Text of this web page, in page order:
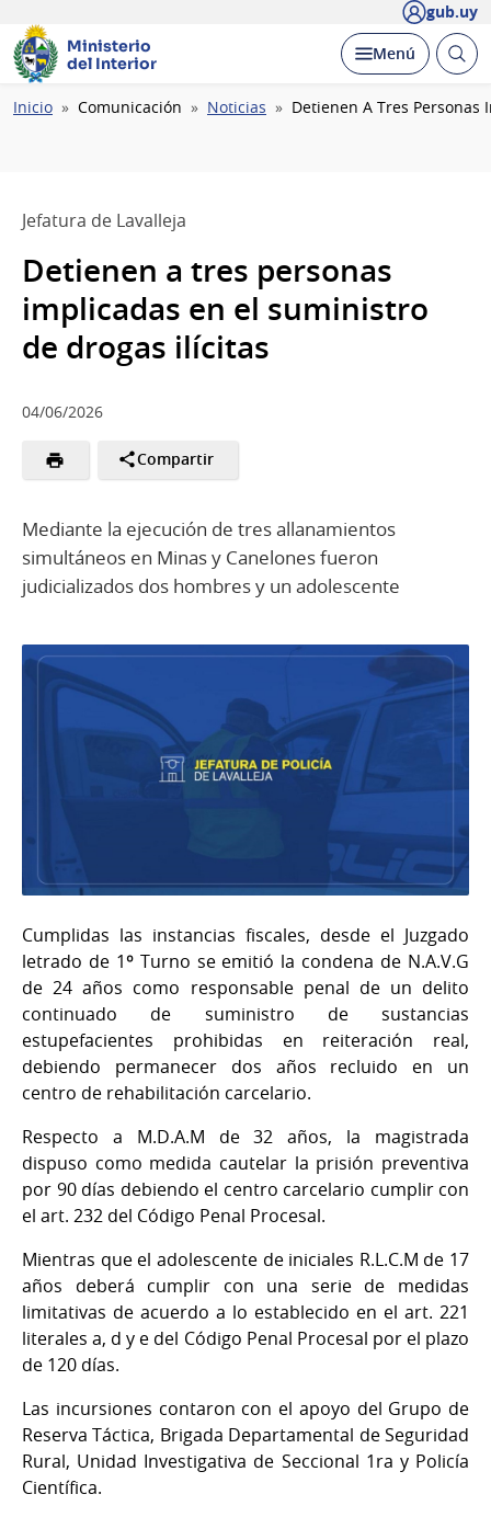
gub.uy
Ministerio
del Interior
Desplegar
Menú Abrir
Ruta
Inicio Comunicación Noticias Detienen A Tres
Jefatura de Lavalleja
Detienen a tres personas
implicadas en el suministro
de drogas ilícitas
04/06/2026
Compartir
Mediante la ejecución de tres allanamientos
simultáneos en Minas y Canelones fueron
judicializados dos hombres y un adolescente
Cumplidas las instancias fiscales, desde el Juzgado
letrado de 1º Turno se emitió la condena de N.A.V.G
de 24 años como responsable penal de un delito
continuado de suministro de sustancias
estupefacientes prohibidas en reiteración real,
debiendo permanecer dos años recluido en un
centro de rehabilitación carcelario.
Respecto a M.D.A.M de 32 años, la magistrada
dispuso como medida cautelar la prisión preventiva
por 90 días debiendo el centro carcelario cumplir con
el art. 232 del Código Penal Procesal.
Mientras que el adolescente de iniciales R.L.C.M de 17
años deberá cumplir con una serie de medidas
limitativas de acuerdo a lo establecido en el art. 221
literales a, d y e del Código Penal Procesal por el plazo
de 120 días.
Las incursiones contaron con el apoyo del Grupo de
Reserva Táctica, Brigada Departamental de Seguridad
Rural, Unidad Investigativa de Seccional 1ra y Policía
Científica.